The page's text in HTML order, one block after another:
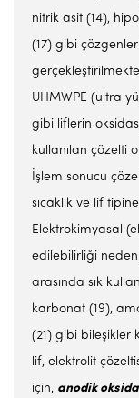
nitrik asit (14),
(17) gibi
UHMWPE (ultra
gibi liflerin
kullanılan çözelti
İşlem sonucu
sıcaklık ve lif
Elektrokimyasal
edilebilirliği
arasında sık
karbonat (19),
(21) gibi bileşikler
lif, elektrolit
için, anodik